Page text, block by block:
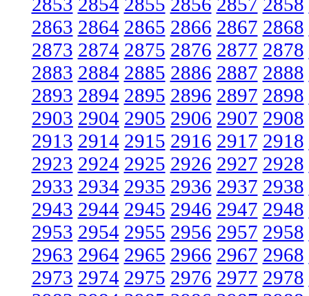
2863 2864 2865 2866 2867 2868
2873 2874 2875 2876 2877 2878
2883 2884 2885 2886 2887 2888
2893 2894 2895 2896 2897 2898
2903 2904 2905 2906 2907 2908
2913 2914 2915 2916 2917 2918
2923 2924 2925 2926 2927 2928
2933 2934 2935 2936 2937 2938
2943 2944 2945 2946 2947 2948
2953 2954 2955 2956 2957 2958
2963 2964 2965 2966 2967 2968
2973 2974 2975 2976 2977 2978